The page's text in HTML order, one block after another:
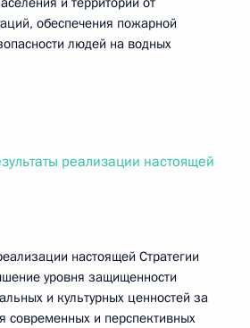
обеспечения пожарной
людей на водных
реализации настоящей
настоящей Стратегии
уровня защищенности
и культурных ценностей за
современных и перспективных